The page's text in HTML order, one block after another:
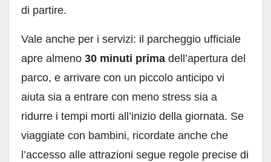
di partire.
Vale anche per i servizi: il parcheggio ufficiale
apre almeno 30 minuti prima dell’apertura del
parco, e arrivare con un piccolo anticipo vi
aiuta sia a entrare con meno stress sia a
ridurre i tempi morti all’inizio della giornata. Se
viaggiate con bambini, ricordate anche che
l’accesso alle attrazioni segue regole precise di